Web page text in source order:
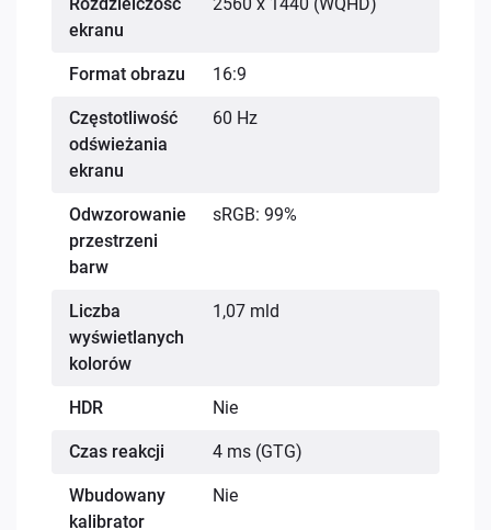
ekranu
Format obrazu 16:9
Częstotliwość
odświeżania
ekranu
60 Hz
Odwzorowanie
przestrzeni
barw
sRGB: 99%
Liczba
wyświetlanych
kolorów
1,07 mld
HDR Nie
Czas reakcji 4 ms (GTG)
Wbudowany
kalibrator
Nie